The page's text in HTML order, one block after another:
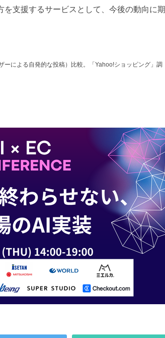
支援するサービスとして、今後の動向に期
による自発的な投稿）比較。「Yahoo!ショッピング」調